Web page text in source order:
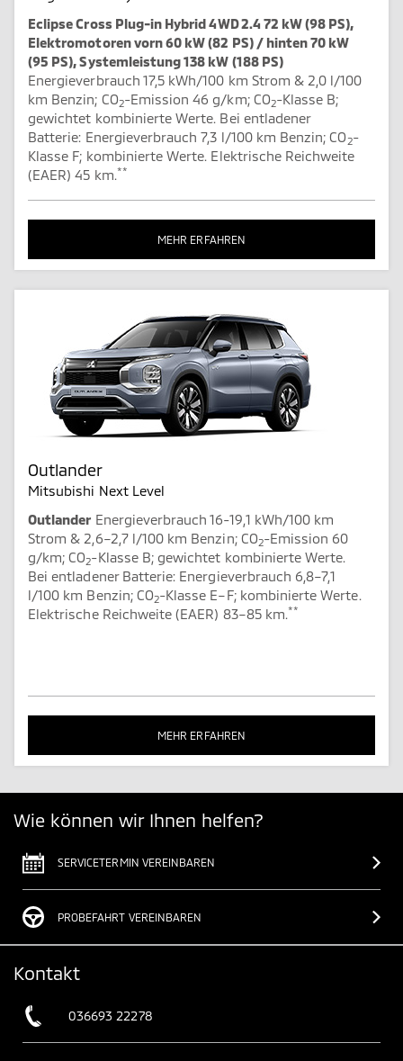
Eclipse Cross Plug-in Hybrid 4WD 2.4 72 kW (98 PS),
Elektromotoren vorn 60 kW (82 PS) / hinten 70 kW
(95 PS), Systemleistung 138 kW (188 PS)
Energieverbrauch 17,5 kWh/100 km Strom & 2,0 l/100
km Benzin; CO2-Emission 46 g/km; CO2-Klasse B;
gewichtet kombinierte Werte. Bei entladener
Batterie: Energieverbrauch 7,3 l/100 km Benzin; CO2-
Klasse F; kombinierte Werte. Elektrische Reichweite
(EAER) 45 km.**
MEHR ERFAHREN
Outlander
Mitsubishi Next Level
Outlander Energieverbrauch 16-19,1 kWh/100 km
Strom & 2,6–2,7 l/100 km Benzin; CO2-Emission 60
g/km; CO2-Klasse B; gewichtet kombinierte Werte.
Bei entladener Batterie: Energieverbrauch 6,8–7,1
l/100 km Benzin; CO2-Klasse E–F; kombinierte Werte.
Elektrische Reichweite (EAER) 83–85 km.**
MEHR ERFAHREN
Wie können wir Ihnen helfen?
SERVICETERMIN VEREINBAREN
PROBEFAHRT VEREINBAREN
Kontakt
036693 22278